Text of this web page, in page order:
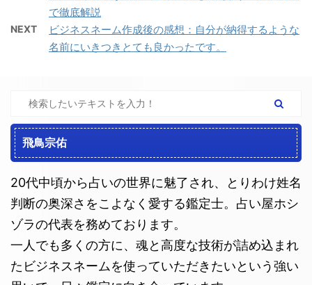
で徹底解説
NEXT
ビジネスネーム作成後の感想：自分が納得するような
名前にいきつきとても良かったです。
飛鳥宗佑
20代中頃から占いの世界に魅了され、とりわけ姓名
判断の奥深さをこよなく愛する鑑定士。占い屋ホシ
ゾラの代表を務めております。
一人でも多くの方に、魂と高度な技術が詰め込まれ
たビジネスネームを使っていただきたいという強い